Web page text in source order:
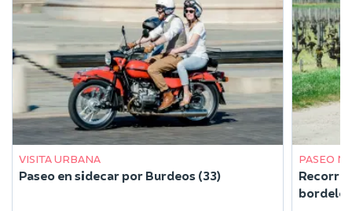
VISITA URBANA
Paseo en sidecar por Burdeos (33)
PASEO